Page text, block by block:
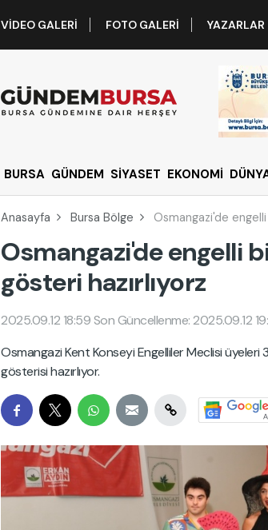
VIDEO GALERI FOTO GALERI YAZARLAR
BURSA GÜNDEM SİYASET EKONOMİ
Anasayfa Bursa Bölge Osmangazi'de
Osmangazi'de engelli
gösteri hazırlıyorz
2025.09.12 18:59 Son Güncellenme: 2025.09.12
Osmangazi Kent Konseyi Engelliler Meclisi
gösterisi hazırlıyor.